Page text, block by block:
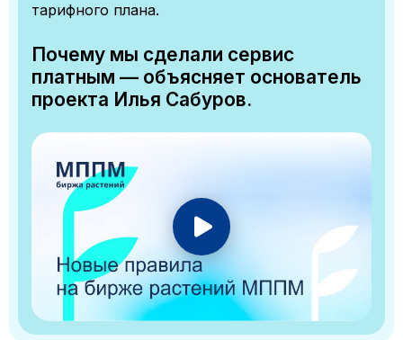
тарифного плана.
Почему мы сделали сервис
платным — объясняет основатель
проекта Илья Сабуров.